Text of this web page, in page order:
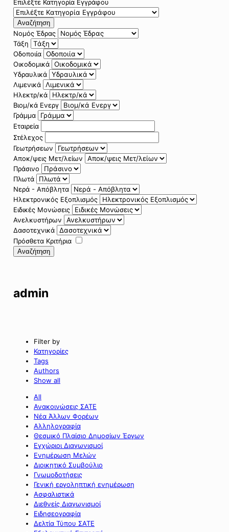
Επιλέξτε Κατηγορία Εγγράφου
Αναζήτηση
Νομός Έδρας
Τάξη
Οδοποιία
Οικοδομικά
Υδραυλικά
Λιμενικά
Ηλεκτρ/κά
Βιομ/κά Ενεργ
Γράμμα
Εταιρεία
Στέλεχος
Γεωτρήσεων
Αποκ/ψεις Μετ/λείων
Πράσινο
Πλωτά
Νερά - Απόβλητα
Ηλεκτρονικός Εξοπλισμός
Ειδικές Μονώσεις
Ανελκυστήρων
Δασοτεχνικά
Πρόσθετα Κριτήρια
Αναζήτηση
admin
Filter by
Κατηγορίες
Tags
Authors
Show all
All
Ανακοινώσεις ΣΑΤΕ
Νέα Άλλων Φορέων
Αλληλογραφία
Θεσμικό Πλαίσιο Δημοσίων Έργων
Εγχώριοι Διαγωνισμοί
Ενημέρωση Μελών
Διοικητικό Συμβούλιο
Γνωμοδοτήσεις
Γενική εργοληπτική ενημέρωση
Ασφαλιστικά
Διεθνείς Διαγωνισμοί
Ειδησεογραφία
Δελτία Τύπου ΣΑΤΕ